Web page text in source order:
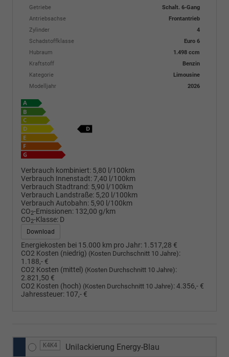
Getriebe
Schalt. 6-Gang
Antriebsachse
Frontantrieb
Zylinder
4
Schadstoffklasse
Euro 6
Hubraum
1.498 ccm
Kraftstoff
Benzin
Kategorie
Limousine
Modelljahr
2026
Verbrauch kombiniert: 5,80 l/100km
Verbrauch Innenstadt:7,40 l/100km
Verbrauch Stadtrand: 5,90 l/100km
Verbrauch Landstraße: 5,20 l/100km
Verbrauch Autobahn: 5,90 l/100km
CO2-Emissionen: 132,00 g/km
CO2-Klasse: D
Download
Energiekosten bei 15.000 km pro Jahr: 1.517,28 €
CO2 Kosten (niedrig) (Kosten Durchschnitt 10 Jahre):
1.188,- €
CO2 Kosten (mittel) (Kosten Durchschnitt 10 Jahre):
2.821,50 €
CO2 Kosten (hoch) (Kosten Durchschnitt 10 Jahre):4.356,- €
Jahressteuer: 107,- €
K4K4 Unilackierung Energy-Blau